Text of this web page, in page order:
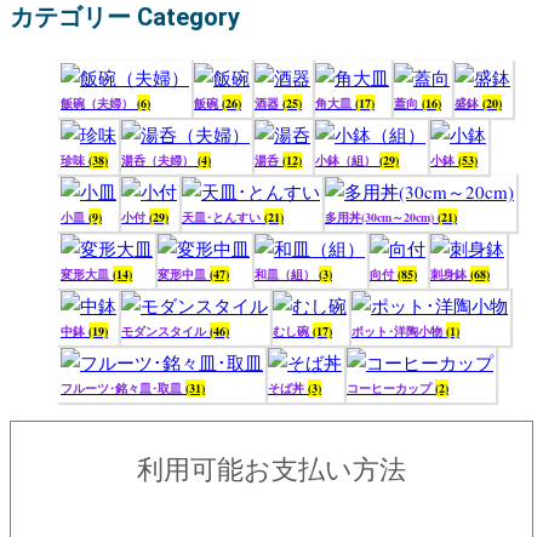
カテゴリー Category
飯碗（夫婦） (6) 飯碗 (26) 酒器 (25) 角大皿 (17) 蓋向 (16) 盛鉢 (20)
珍味 (38) 湯呑（夫婦） (4) 湯呑 (12) 小鉢（組） (29) 小鉢 (53)
小皿 (9) 小付 (29) 天皿･とんすい (21) 多用丼(30cm～20cm) (21)
変形大皿 (14) 変形中皿 (47) 和皿（組） (3) 向付 (85) 刺身鉢 (68)
中鉢 (19) モダンスタイル(46) むし碗 (17) ポット･洋陶小物 (1)
フルーツ･銘々皿･取皿 (31) そば丼 (3) コーヒーカップ(2)
利用可能お支払い方法